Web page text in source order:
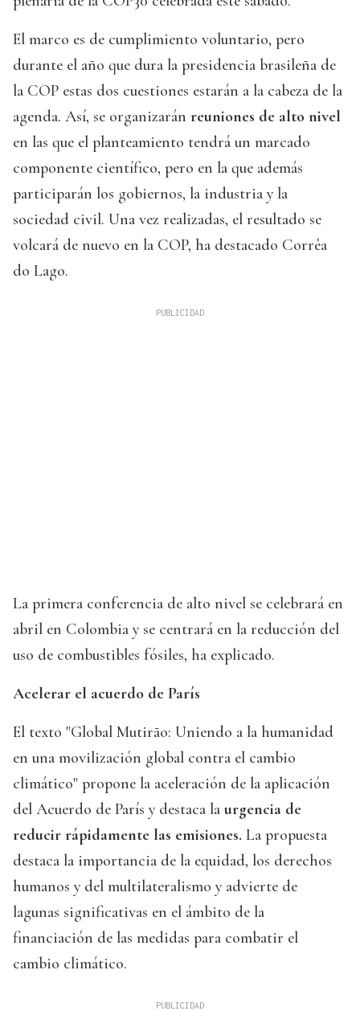
El marco es de cumplimiento voluntario, pero
durante el año que dura la presidencia brasileña de
la COP estas dos cuestiones estarán a la cabeza de la
agenda. Así, se organizarán reuniones de alto nivel
en las que el planteamiento tendrá un marcado
componente científico, pero en la que además
participarán los gobiernos, la industria y la
sociedad civil. Una vez realizadas, el resultado se
volcará de nuevo en la COP, ha destacado Corrêa
do Lago.
La primera conferencia de alto nivel se celebrará en
abril en Colombia y se centrará en la reducción del
uso de combustibles fósiles, ha explicado.
Acelerar el acuerdo de París
El texto "Global Mutirão: Uniendo a la humanidad
en una movilización global contra el cambio
climático" propone la aceleración de la aplicación
del Acuerdo de París y destaca la urgencia de
reducir rápidamente las emisiones. La propuesta
destaca la importancia de la equidad, los derechos
humanos y del multilateralismo y advierte de
lagunas significativas en el ámbito de la
financiación de las medidas para combatir el
cambio climático.